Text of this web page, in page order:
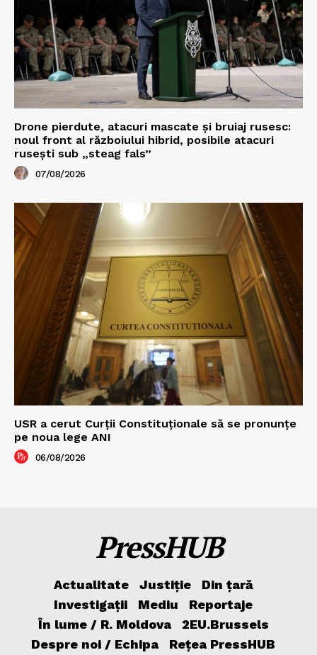
Drone pierdute, atacuri mascate și bruiaj rusesc:
noul front al războiului hibrid, posibile atacuri
rusești sub „steag fals”
07/08/2026
USR a cerut Curții Constituționale să se pronunțe
pe noua lege ANI
06/08/2026
PressHUB
Actualitate Justiție
Din țară
Investigații
Mediu
Reportaje
În lume / R. Moldova
2EU.Brussels
Despre noi / Echipa
Rețea PressHUB